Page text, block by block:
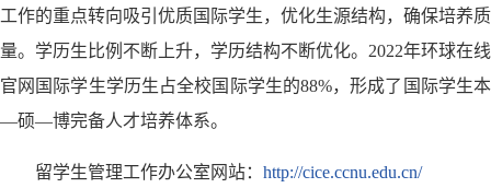
工作的重点转向吸引优质国际学生，优化生源结构，确保培养质
量。学历生比例不断上升，学历结构不断优化。2022年环球在线
官网国际学生学历生占全校国际学生的88%，形成了国际学生本
—硕—博完备人才培养体系。
留学生管理工作办公室网站： http://cice.ccnu.edu.cn/